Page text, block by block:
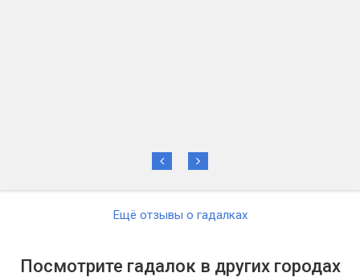
Ещё отзывы о гадалках
Посмотрите гадалок в других городах